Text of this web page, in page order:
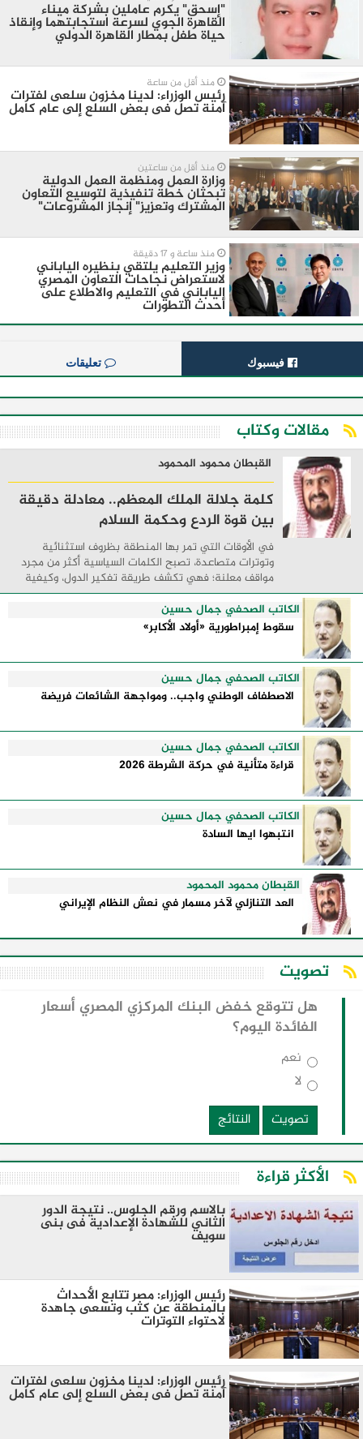
"إسحق" يكرم عاملين بشركة ميناء
القاهرة الجوي لسرعة استجابتهما وإنقاذ
حياة طفل بمطار القاهرة الدولي
منذ أقل من ساعة
رئيس الوزراء: لدينا مخزون سلعى لفترات
آمنة تصل فى بعض السلع إلى عام كامل
منذ أقل من ساعتين
وزارة العمل ومنظمة العمل الدولية
تبحثان خطة تنفيذية لتوسيع التعاون
المشترك وتعزيز" إنجاز المشروعات"
منذ ساعة و 17 دقيقة
وزير التعليم يلتقي بنظيره الياباني
لاستعراض نجاحات التعاون المصري
الياباني في التعليم والاطلاع على
أحدث التطورات
فيسبوك تعليقات
مقالات وكتاب
القبطان محمود المحمود
كلمة جلالة الملك المعظم.. معادلة دقيقة
بين قوة الردع وحكمة السلام
في الأوقات التي تمر بها المنطقة بظروف استثنائية
وتوترات متصاعدة، تصبح الكلمات السياسية أكثر من مجرد
مواقف معلنة؛ فهي تكشف طريقة تفكير الدول، وكيفية
إدارتها للأزمات، والحدود التي تفصل بين القوة ...
الكاتب الصحفي جمال حسين
سقوط إمبراطورية «أولاد الأكابر»
الكاتب الصحفي جمال حسين
الاصطفاف الوطني واجب.. ومواجهة الشائعات فريضة
الكاتب الصحفي جمال حسين
قراءة متأنية في حركة الشرطة 2026
الكاتب الصحفي جمال حسين
انتبهوا ايها السادة
القبطان محمود المحمود
العد التنازلي لآخر مسمار في نعش النظام الإيراني
تصويت
هل تتوقع خفض البنك المركزي المصري أسعار
الفائدة اليوم؟
نعم
لا
تصويت
النتائج
الأكثر قراءة
بالاسم ورقم الجلوس.. نتيجة الدور
الثاني للشهادة الإعدادية فى بنى
سويف
رئيس الوزراء: مصر تتابع الأحداث
بالمنطقة عن كثب وتسعى جاهدة
لاحتواء التوترات
رئيس الوزراء: لدينا مخزون سلعى لفترات
آمنة تصل فى بعض السلع إلى عام كامل